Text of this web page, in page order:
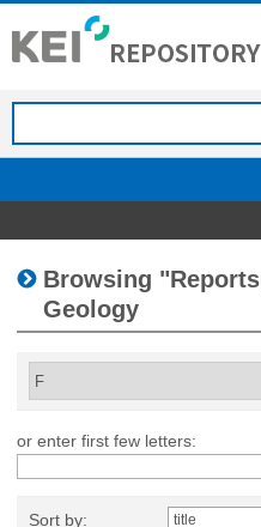
Browsing
Geology
or enter first few letters:
Sort by: